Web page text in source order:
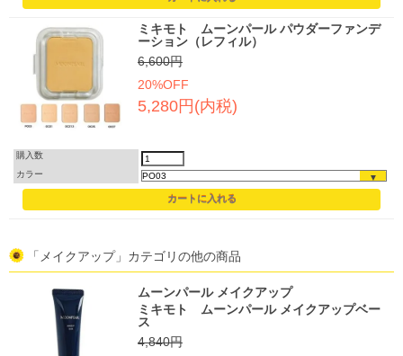
ミキモト ムーンパール パウダーファンデ
ーション（レフィル）
6,600円
20%OFF
5,280円(内税)
購入数
カラー
「メイクアップ」カテゴリの他の商品
ムーンパール メイクアップ
ミキモト ムーンパール メイクアップベー
ス
4,840円